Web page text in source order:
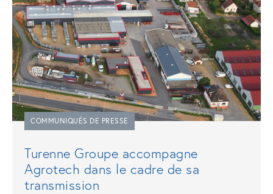
COMMUNIQUÉS DE PRESSE
Turenne Groupe accompagne
Agrotech dans le cadre de sa
transmission